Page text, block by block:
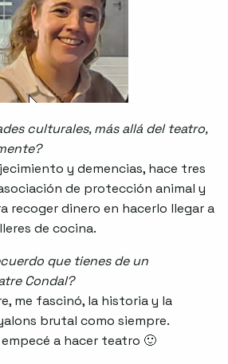
culturales, más allá del teatro,
y demencias, hace tres
de protección animal y
recoger dinero en hacerlo llegar a
de cocina.
que tienes de un
Condal?
me fascinó, la historia y la
brutal como siempre.
a hacer teatro 🙂